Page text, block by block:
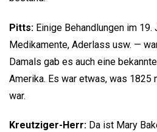
Pitts: Einige Behandlungen im
Medikamente, Aderlass usw. —
Damals gab es auch eine
Amerika. Es war etwas, was 1825
war.
Kreutziger-Herr: Da ist Mary